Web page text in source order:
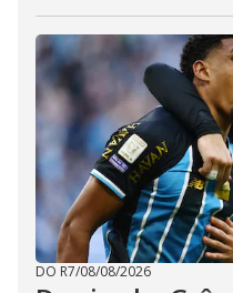
DO R7/08/08/2026